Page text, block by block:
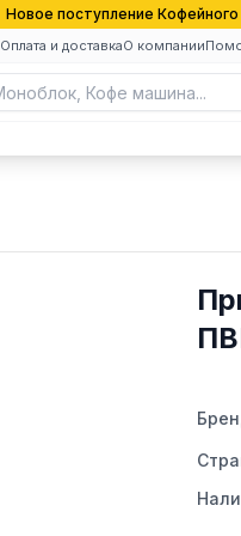
Новое поступление
Оплата и доставкаО компании